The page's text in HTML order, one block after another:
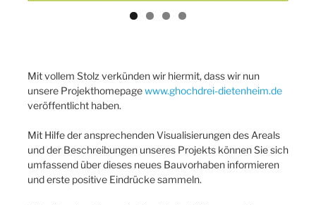
Mit vollem Stolz verkünden wir hiermit, dass wir nun
unsere Projekthomepagewww.ghochdrei-dietenheim.de
veröffentlicht haben.
Mit Hilfe der ansprechenden Visualisierungen des Areals
und der Beschreibungen unseres Projekts können Sie sich
umfassend über dieses neues Bauvorhaben informieren
und erste positive Eindrücke sammeln.